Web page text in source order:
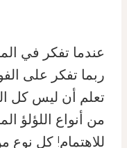
عندما تفكر في
ربما تفكر على
تعلم أن ليس كل
من أنواع اللؤلؤ
للاهتمام! كل نوع